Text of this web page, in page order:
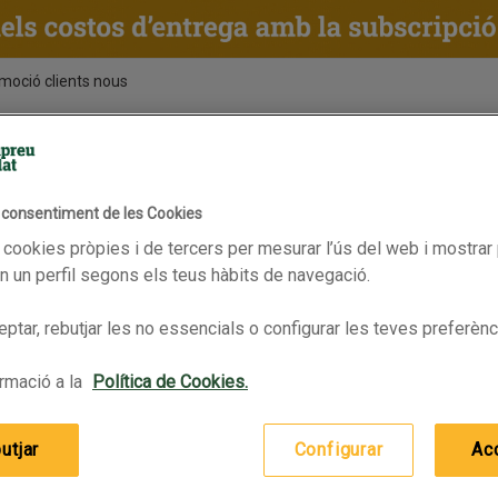
clients nous
fins 13/07/2026
de les Cookies
pròpies i de tercers per mesurar l’ús del web i
un perfil segons els teus hàbits de navegació.
rebutjar les no essencials o configurar les teves
a la Política de Cookies.
Configurar